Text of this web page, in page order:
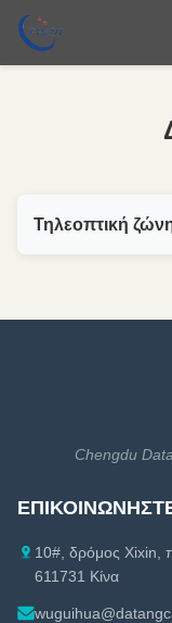
Τηλεοπτική
Chengdu
10#, δρόμος Xixin,
611731 Κίνα